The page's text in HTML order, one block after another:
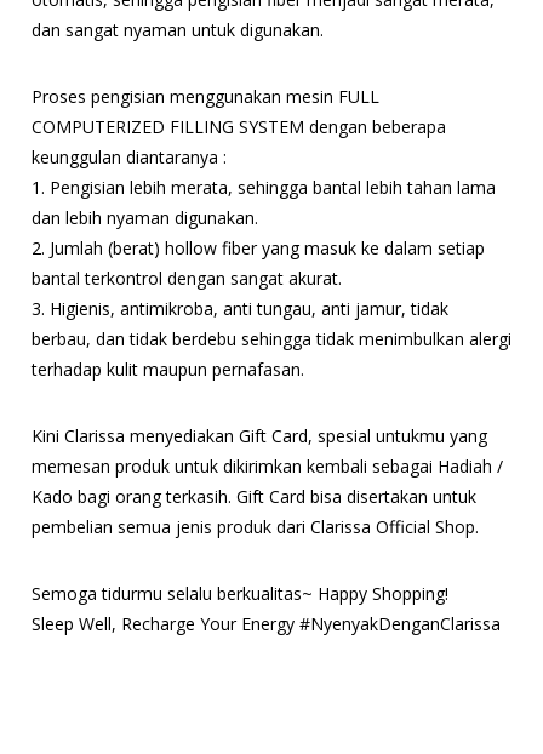
dan sangat nyaman untuk digunakan.
Proses pengisian menggunakan mesin FULL
COMPUTERIZED FILLING SYSTEM dengan beberapa
keunggulan diantaranya :
1. Pengisian lebih merata, sehingga bantal lebih tahan lama
dan lebih nyaman digunakan.
2. Jumlah (berat) hollow fiber yang masuk ke dalam setiap
bantal terkontrol dengan sangat akurat.
3. Higienis, antimikroba, anti tungau, anti jamur, tidak
berbau, dan tidak berdebu sehingga tidak menimbulkan alergi
terhadap kulit maupun pernafasan.
Kini Clarissa menyediakan Gift Card, spesial untukmu yang
memesan produk untuk dikirimkan kembali sebagai Hadiah /
Kado bagi orang terkasih. Gift Card bisa disertakan untuk
pembelian semua jenis produk dari Clarissa Official Shop.
Semoga tidurmu selalu berkualitas~ Happy Shopping!
Sleep Well, Recharge Your Energy #NyenyakDenganClarissa